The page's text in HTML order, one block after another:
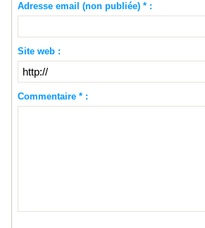
Adresse email (non publiée) * :
Site web :
Commentaire * :